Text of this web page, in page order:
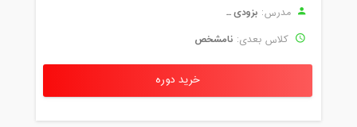
مدرس: بزودی ...
کلاس بعدی: نامشخص
خرید دوره